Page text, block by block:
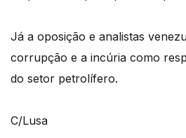
Já a oposição e analistas
corrupção e a incúria como
do setor petrolífero.
C/Lusa